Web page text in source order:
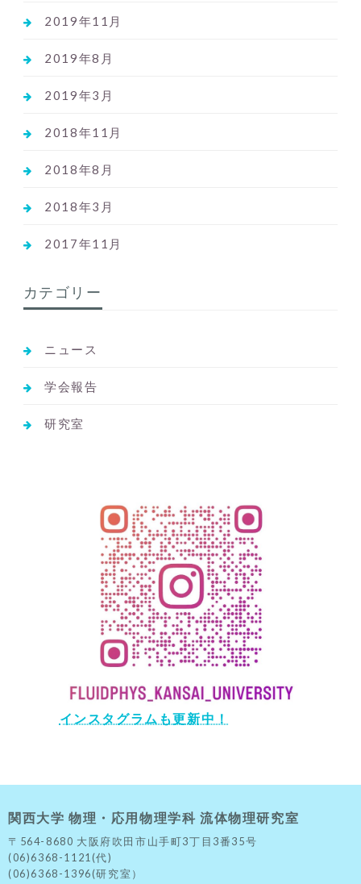
2019年11月
2019年8月
2019年3月
2018年11月
2018年8月
2018年3月
2017年11月
カテゴリー
ニュース
学会報告
研究室
インスタグラムも更新中！
関西大学 物理・応用物理学科 流体物理研究室
〒564-8680 大阪府吹田市山手町3丁目3番35号
(06)6368-1121(代)
(06)6368-1396(研究室）